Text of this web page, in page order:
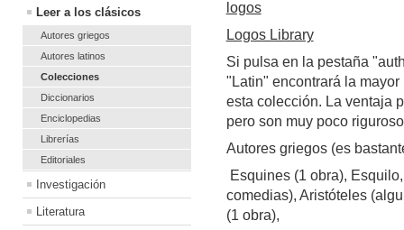
Leer a los clásicos
Autores griegos
Autores latinos
Colecciones
Diccionarios
Enciclopedias
Librerías
Editoriales
Investigación
Literatura
Logos Library
Si pulsa en la pestaña
"Latin" encontrará la
esta colección. La ventaja
pero son muy poco
Autores griegos (es
Esquines (1 obra),
comedias), Aristóteles
(1 obra),